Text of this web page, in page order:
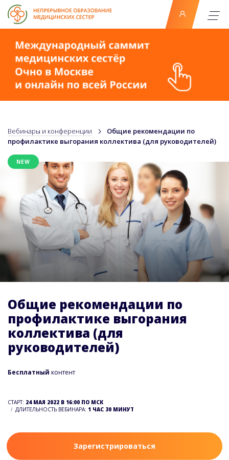
Вебинары и конференции
Общие рекомендации по
профилактике выгорания коллектива (для руководителей)
NEW
Общие рекомендации по
профилактике выгорания
коллектива (для
руководителей)
Бесплатный контент
СТАРТ: 24 МАЯ 2022 В 16:00 ПО МСК
ДЛИТЕЛЬНОСТЬ ВЕБИНАРА: 1 ЧАС 30 МИНУТ
Зарегистрироваться